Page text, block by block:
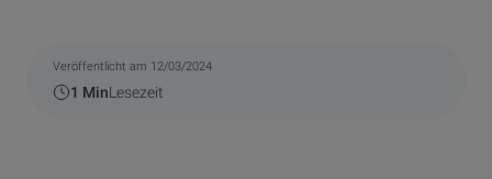
Veröffentlicht am 12/03/2024
1 MinLesezeit